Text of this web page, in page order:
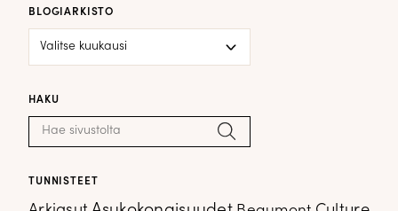
BLOGIARKISTO
HAKU
Haku: Hae
TUNNISTEET